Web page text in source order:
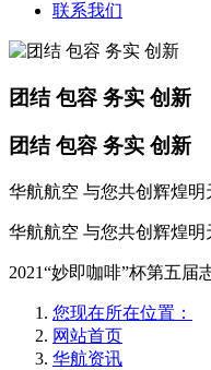
联系我们
团结 包容 务实 创新
团结 包容 务实 创新
华航航空 与您共创辉煌明
华航航空 与您共创辉煌明
2021“妙即咖啡”杯第五
您现在所在位置：
网站首页
华航资讯